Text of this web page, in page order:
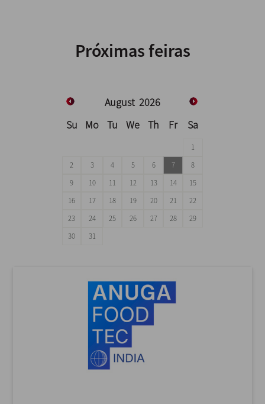
Próximas feiras
August 2026
Su
Mo Tu We Th Fr Sa
1
2
3 4 5 6 7
8
9
10 11 12 13 14
15
16
17 18 19 20 21
22
23
24 25 26 27 28
29
30
31